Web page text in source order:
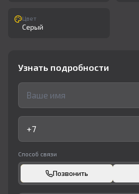
Цвет
Серый
Узнать подробности
Способ связи
Позвонить